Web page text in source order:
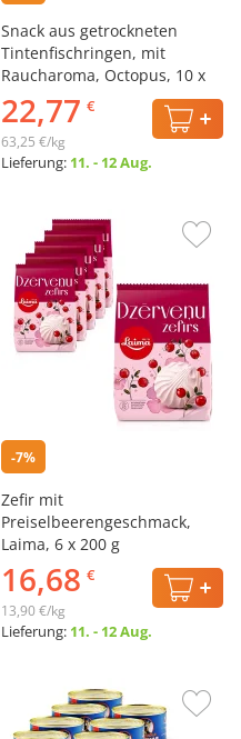
Snack aus getrockneten
Tintenfischringen, mit
Raucharoma, Octopus, 10 х
36 g
22,77 €
63,25 €/kg
Lieferung: 11. - 12 Aug.
-7%
Zefir mit
Preiselbeerengeschmack,
Laima, 6 х 200 g
16,68 €
13,90 €/kg
Lieferung: 11. - 12 Aug.